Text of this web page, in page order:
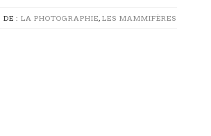
DE : LA PHOTOGRAPHIE, LES MAMMIFÈRES